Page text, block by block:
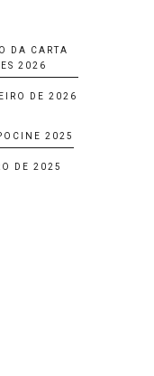
DA CARTA
2026
DE 2026
2025
DE 2025